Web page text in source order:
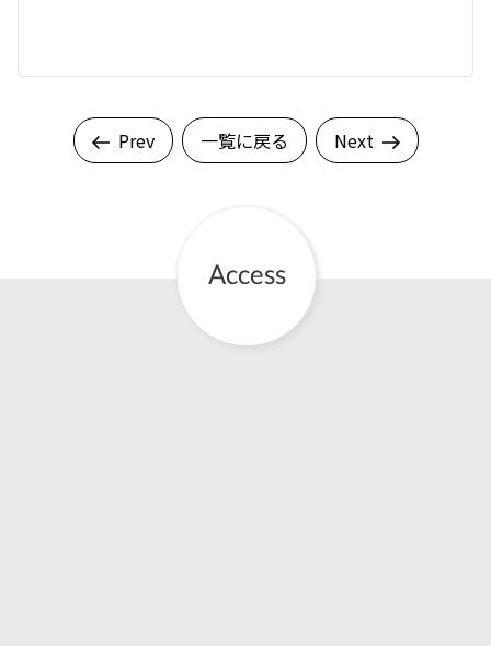
Prev 一覧に戻る Next